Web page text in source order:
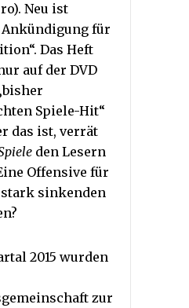
Neu ist
Ankündigung für
Das Heft
auf der DVD
Spiele-Hit“
das ist, verrät
den Lesern
Offensive für
sinkenden
2015 wurden
zur